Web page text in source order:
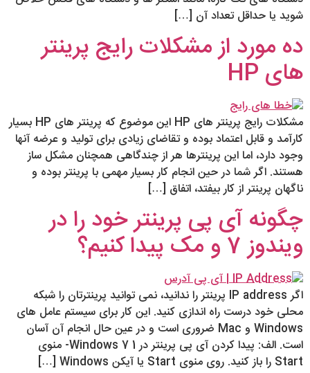
شوید یا حداقل تعداد آن […]
ده مورد از مشکلات رایج پرینتر
های HP
مشکلات رایج پرینتر های HP این موضوع که پرینتر های HP بسیار
کارآمد و قابل اعتماد بوده و تقاضای زیادی برای تولید و عرضه آنها
وجود دارد، اما این پرینترها هر از چندگاهی همچنان مشکل ساز
هستند. اگر شما در حین انجام کار بسیار مهمی با پرینتر بوده و
ناگهان پرینتر از کار بیفتد، اتفاق […]
چگونه آی پی پرینتر خود را در
ویندوز 7 و مک پیدا کنیم؟
اگر IP address پرینتر را ندانید، نمی توانید پرینترتان را شبکه
محلی خود درست راه اندازی کنید. این کار برای سیستم عامل های
Windows و Mac ضروری است و در عین حال انجام آن آسان
است. الف: پیدا کردن آی پی پرینتر در Windows 7 1- منوی
Start را باز کنید. روی منوی Start یا آیکن Windows […]